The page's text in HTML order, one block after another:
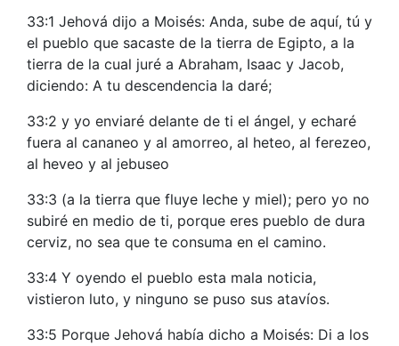
33:1 Jehová dijo a Moisés: Anda, sube de aquí, tú y
el pueblo que sacaste de la tierra de Egipto, a la
tierra de la cual juré a Abraham, Isaac y Jacob,
diciendo: A tu descendencia la daré;
33:2 y yo enviaré delante de ti el ángel, y echaré
fuera al cananeo y al amorreo, al heteo, al ferezeo,
al heveo y al jebuseo
33:3 (a la tierra que fluye leche y miel); pero yo no
subiré en medio de ti, porque eres pueblo de dura
cerviz, no sea que te consuma en el camino.
33:4 Y oyendo el pueblo esta mala noticia,
vistieron luto, y ninguno se puso sus atavíos.
33:5 Porque Jehová había dicho a Moisés: Di a los